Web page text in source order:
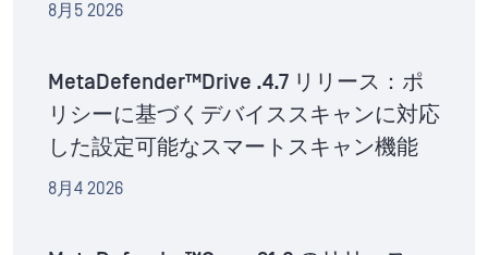
8月5 2026
MetaDefender™Drive .4.7 リリース：ポ
リシーに基づくデバイススキャンに対応
した設定可能なスマートスキャン機能
8月4 2026